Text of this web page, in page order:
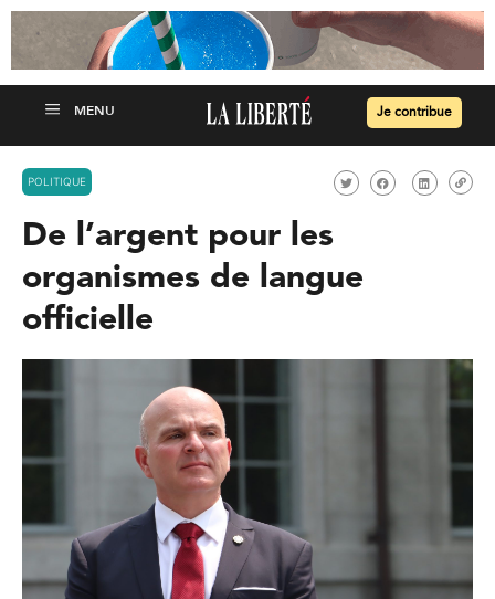
Je contribue
POLITIQUE
De l’argent pour les
organismes de langue
officielle